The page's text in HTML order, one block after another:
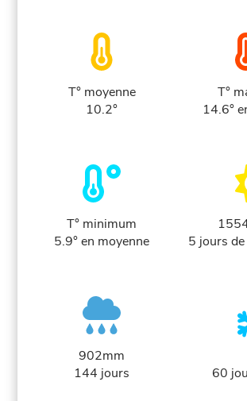
T° moyenne
10.2°
T°
14.6°
T° minimum
5.9° en moyenne
5 jours
902mm
144 jours
60